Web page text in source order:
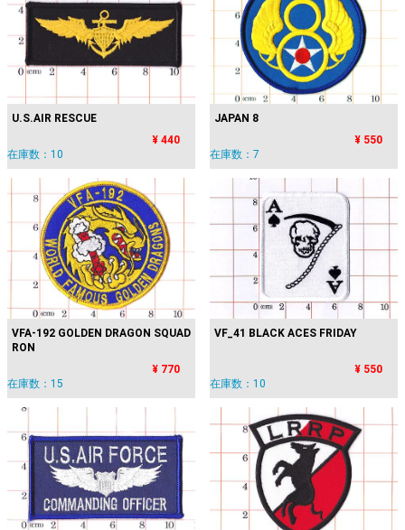
U.S.AIR RESCUE
¥ 440
在庫数：10
JAPAN 8
¥ 550
在庫数：7
VFA-192 GOLDEN DRAGON SQUAD
RON
¥ 770
在庫数：15
VF_41 BLACK ACES FRIDAY
¥ 550
在庫数：10